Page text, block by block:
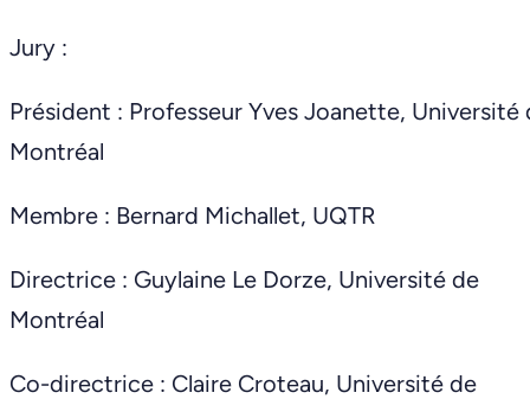
Jury :
Président : Professeur Yves Joanette, Université
Montréal
Membre : Bernard Michallet, UQTR
Directrice : Guylaine Le Dorze, Université de
Montréal
Co-directrice : Claire Croteau, Université de